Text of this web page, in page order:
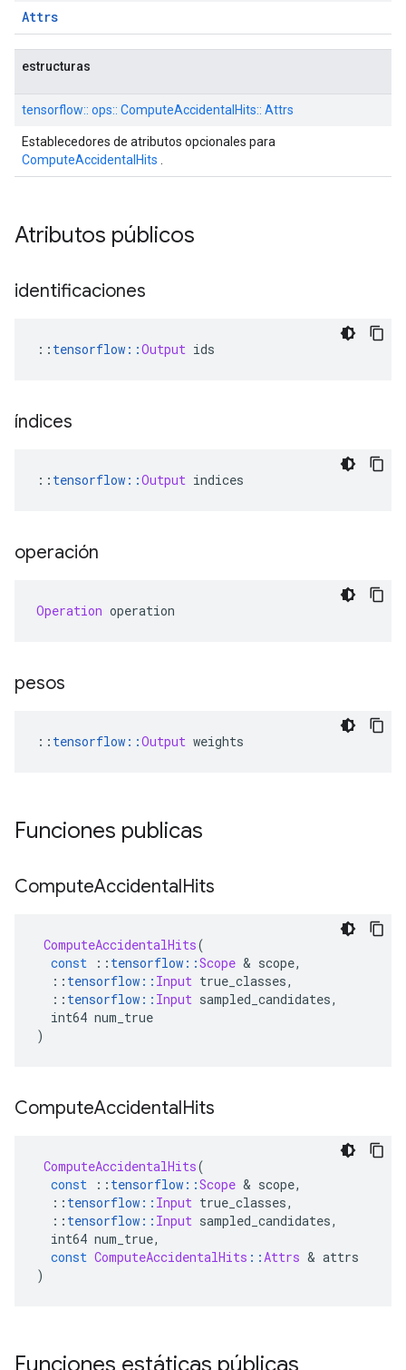
Attrs
estructuras
tensorflow:: ops:: ComputeAccidentalHits:: Attrs
Establecedores de atributos opcionales para
ComputeAccidentalHits
Atributos públicos
identificaciones
:: tensorflow ::Output ids
índices
:: tensorflow ::Output indices
operación
Operation operation
pesos
:: tensorflow ::Output weights
Funciones publicas
ComputeAccidentalHits
ComputeAccidentalHits(
const
:: tensorflow ::Scope & scope,
:: tensorflow :: Input true_classes,
:: tensorflow :: Input sampled_candidates,
int64 num_true
)
ComputeAccidentalHits
ComputeAccidentalHits(
const
:: tensorflow ::Scope & scope,
:: tensorflow :: Input true_classes,
:: tensorflow :: Input sampled_candidates,
int64 num_true,
const ComputeAccidentalHits ::Attrs & attrs
)
Funciones estáticas públicas